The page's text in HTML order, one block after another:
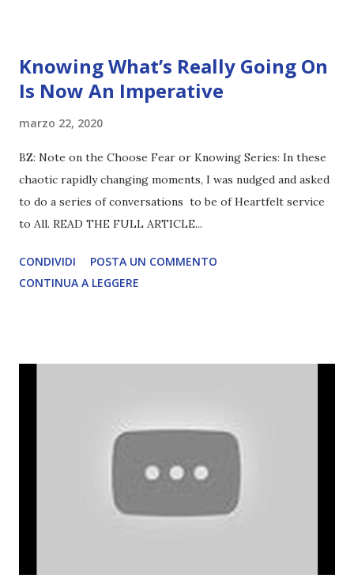
Knowing What’s Really Going On
Is Now An Imperative
marzo 22, 2020
BZ: Note on the Choose Fear or Knowing Series: In these
chaotic rapidly changing moments, I was nudged and asked
to do a series of conversations to be of Heartfelt service
to All. READ THE FULL ARTICLE...
CONDIVIDI
POSTA UN COMMENTO
CONTINUA A LEGGERE